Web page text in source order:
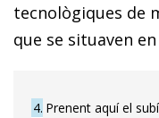
tecnològiques de
que se situaven
4 Prenent aquí el